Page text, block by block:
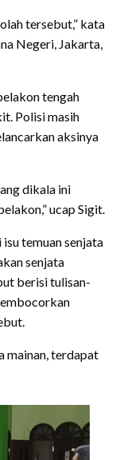
tersebut,” kata
Negeri, Jakarta,
tengah
Polisi masih
aksinya
dikala ini
ucap Sigit.
temuan senjata
senjata
berisi tulisan-
mainan, terdapat